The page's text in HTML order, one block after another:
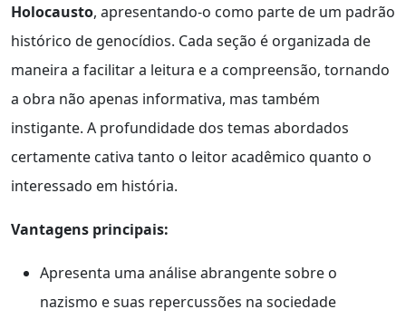
Holocausto, apresentando-o como parte de um padrão
histórico de genocídios. Cada seção é organizada de
maneira a facilitar a leitura e a compreensão, tornando
a obra não apenas informativa, mas também
instigante. A profundidade dos temas abordados
certamente cativa tanto o leitor acadêmico quanto o
interessado em história.
Vantagens principais:
Apresenta uma análise abrangente sobre o
nazismo e suas repercussões na sociedade